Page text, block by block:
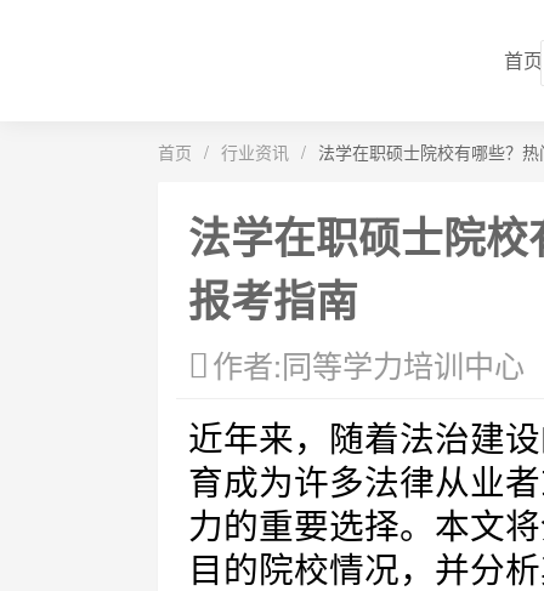
首页
首页 / 行业资讯 / 法学在职硕士院校有哪些？
法学在职硕士院
报考指南
作者:同等学力培训中心
近年来，随着法治建
育成为许多法律从业
力的重要选择。本文
目的院校情况，并分